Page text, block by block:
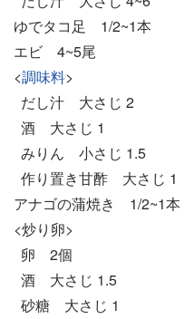
ゆでタコ足 1/2~1本
エビ 4~5尾
<調味料>
だし汁 大さじ 2
酒 大さじ 1
みりん 小さじ 1.5
作り置き甘酢 大さじ 1
アナゴの蒲焼き 1/2~1本
<炒り卵>
卵 2個
酒 大さじ 1.5
砂糖 大さじ 1